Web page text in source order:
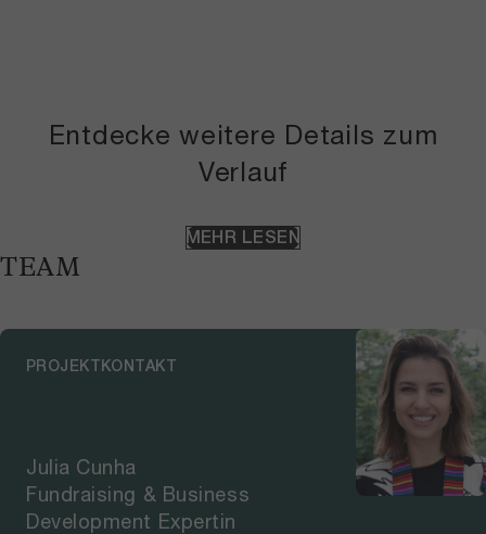
Entdecke weitere Details zum
Verlauf
MEHR LESEN
TEAM
PROJEKTKONTAKT
Julia Cunha
Fundraising & Business
Development Expertin